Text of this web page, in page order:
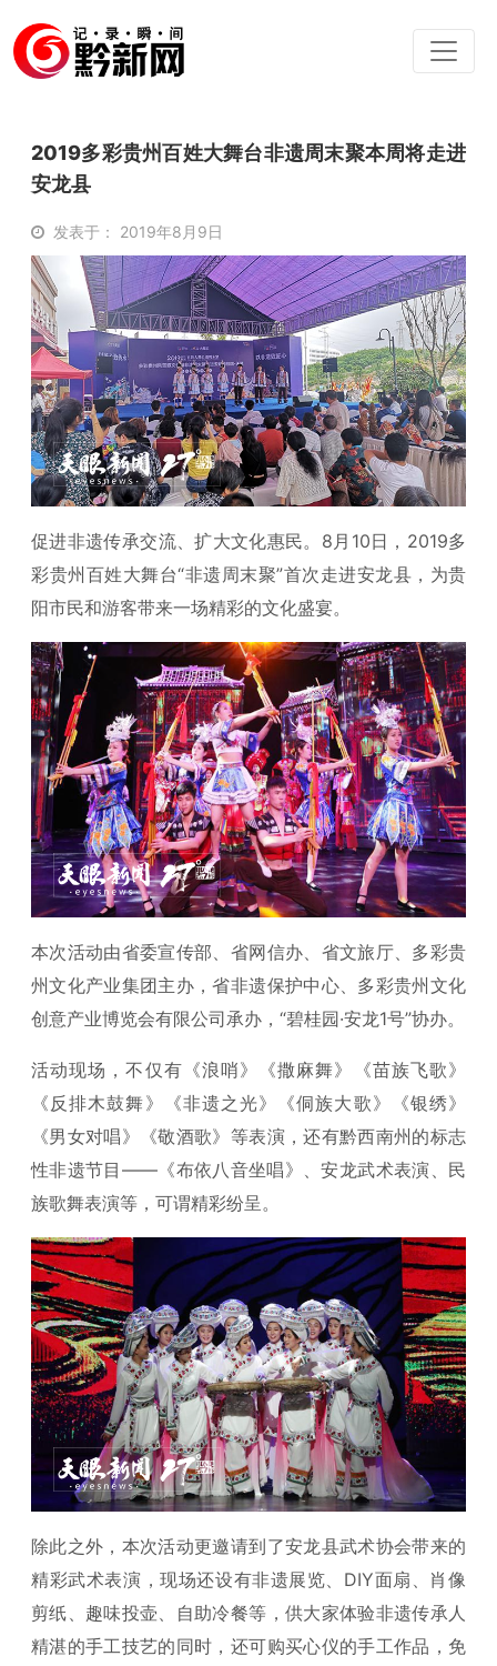
2019多彩贵州百姓大舞台非遗周末聚本周将走进
安龙县
发表于： 2019年8月9日
促进非遗传承交流、扩大文化惠民。8月10日，2019多
彩贵州百姓大舞台“非遗周末聚”首次走进安龙县，为贵
阳市民和游客带来一场精彩的文化盛宴。
本次活动由省委宣传部、省网信办、省文旅厅、多彩贵
州文化产业集团主办，省非遗保护中心、多彩贵州文化
创意产业博览会有限公司承办，“碧桂园·安龙1号”协办。
活动现场，不仅有《浪哨》《撒麻舞》《苗族飞歌》
《反排木鼓舞》《非遗之光》《侗族大歌》《银绣》
《男女对唱》《敬酒歌》等表演，还有黔西南州的标志
性非遗节目——《布依八音坐唱》、安龙武术表演、民
族歌舞表演等，可谓精彩纷呈。
除此之外，本次活动更邀请到了安龙县武术协会带来的
精彩武术表演，现场还设有非遗展览、DIY面扇、肖像
剪纸、趣味投壶、自助冷餐等，供大家体验非遗传承人
精湛的手工技艺的同时，还可购买心仪的手工作品，免